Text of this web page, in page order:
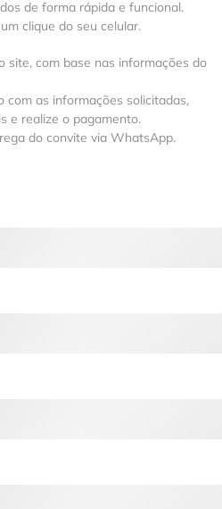
de forma rápida e funcional.
clique do seu celular.
site, com base nas informações do
com as informações solicitadas,
e realize o pagamento.
do convite via WhatsApp.